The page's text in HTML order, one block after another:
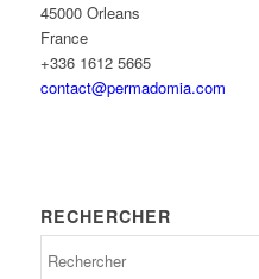
45000 Orleans
France
+336 1612 5665
contact@permadomia.com
RECHERCHER